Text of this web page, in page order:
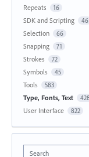
Repeats 16
SDK and Scripting 46
Selection 66
Snapping 71
Strokes 72
Symbols 45
Tools 583
Type, Fonts, Text 428
User Interface 822
Search